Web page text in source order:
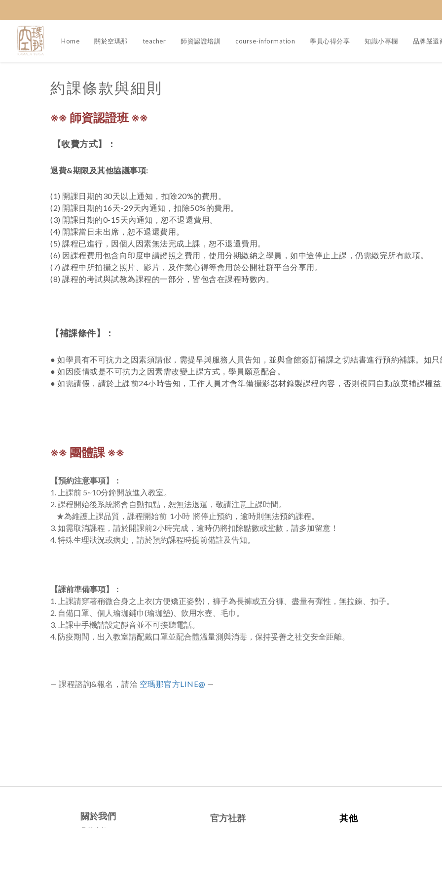
Home 關於空瑪那 teacher 師資認證培訓 course-information 學員心得分享 知識小專欄 品牌嚴選
約課條款與細則
※※ 師資認證班※※
【收費方式】：
退費&期限及其他協議事項:
(1) 開課日期的30天以上通知，扣除20%的費用。
(2) 開課日期的16天-29天內通知，扣除50%的費用。
(3) 開課日期的0-15天內通知，恕不退還費用。
(4) 開課當日未出席，恕不退還費用。
(5) 課程已進行 ， 因個人因素無法完成上課，恕不退還費用。
(6) 因課程費用包含向印度申請證照之費用，使用分期繳納之學員 ， 如中途停止上課 ， 仍需繳完所有款項。
(7) 課程中所拍攝之照片、影片，及作業心得等會用於公開社群平台分享用。
(8) 課程的考試與試教為課程的一部分，皆包含在課程時數內。
【補課條件】：
● 如學員有不可抗力之因素須請假 ， 需提早與服務人員告知 ， 並與會館簽訂補課之切結書進行預約補課。如
● 如因疫情或是不可抗力之因素需改變上課方式，學員願意配合。
● 如需請假，請於上課前24小時告知，工作人員才會準備攝影器材錄製課程內容，否則視同自動放棄補課權益
※※ 團體課※※
【預約注意事項】
：
1. 上課前 5~10分鐘開放進入教室。
2. 課程開始後系統將會自動扣點，恕無法退還，敬請注意上課時間。
★為維護上課品質，課程開始前 1小時 將停止預約，逾時則無法預約課程。
3. 如需取消課程，請於開課前2小時完成，逾時仍將扣除點數或堂數，請多加留意！
4. 特殊生理狀況或病史，請於預約課程時提前備註及告知。
【課前準備事項】
：
1. 上課請穿著稍微合身之上衣(方便矯正姿勢)，褲子為長褲或五分褲、盡量有彈性，無拉鍊、扣子。
2. 自備口罩、個人瑜珈鋪巾(瑜珈墊)、飲用水壺、毛巾。
3. 上課中手機請設定靜音並不可接聽電話。
4. 防疫期間，出入教室請配戴口罩並配合體溫量測與消毒，保持妥善之社交安全距離。
— 課程諮詢&報名，請洽 空瑪那官方LINE@ —
關於我們
品牌緣起
官方社群 其他